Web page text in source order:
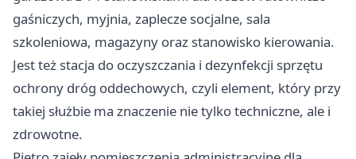
gaśniczych, myjnia, zaplecze socjalne, sala
szkoleniowa, magazyny oraz stanowisko kierowania.
Jest też stacja do oczyszczania i dezynfekcji sprzętu
ochrony dróg oddechowych, czyli element, który przy
takiej służbie ma znaczenie nie tylko techniczne, ale i
zdrowotne.